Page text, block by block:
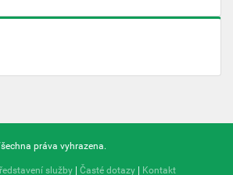
práva vyhrazena.
služby Časté dotazy Kontakt